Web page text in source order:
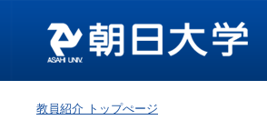
教員紹介 トップぺージ